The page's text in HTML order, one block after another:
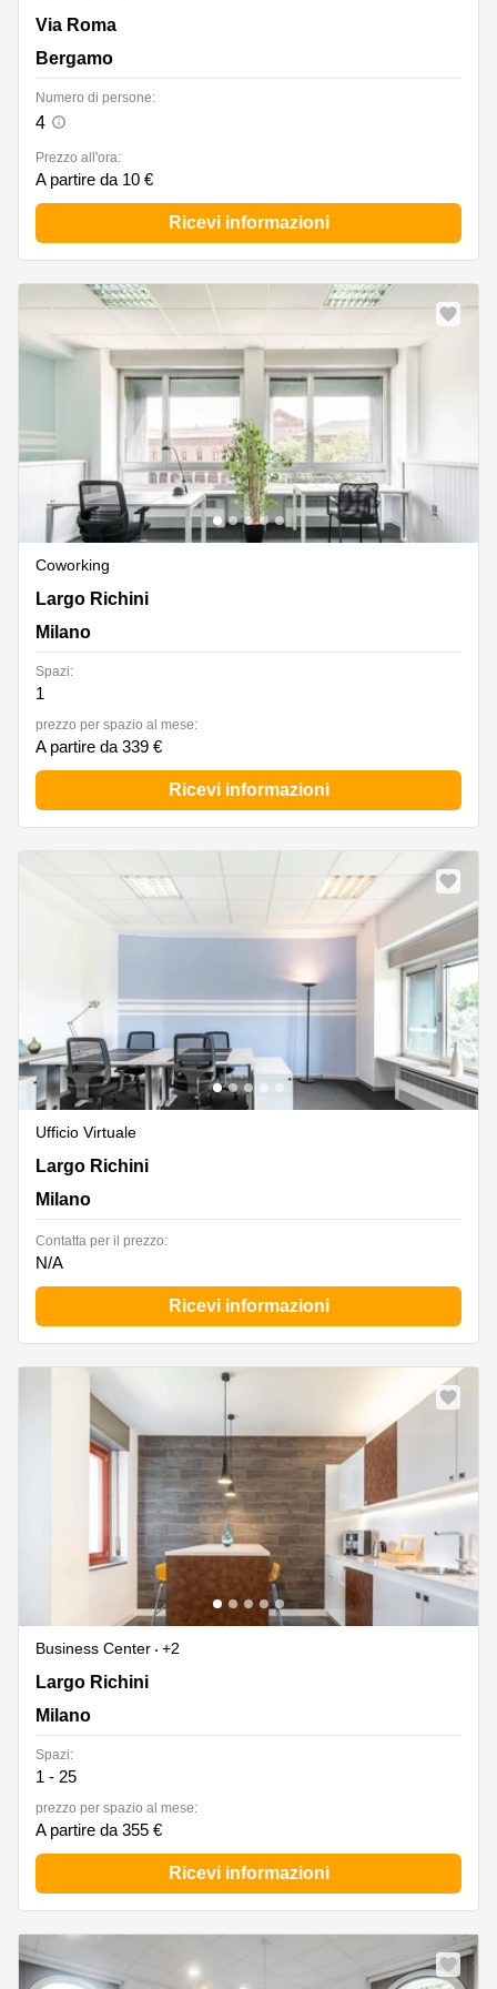
Via Roma 3, Bergamo
Via Roma
Bergamo
Numero di persone:
4
Prezzo all'ora:
A partire da 10 €
Ricevi informazioni
Coworking
Largo Richini 6, Milano
Largo Richini
Milano
Spazi:
1
prezzo per spazio al mese:
A partire da 339 €
Ricevi informazioni
Ufficio Virtuale
Largo Richini 6, Milano
Largo Richini
Milano
Сontatta per il prezzo:
N/A
Ricevi informazioni
Business Center
+2
Largo Richini 6, Milano
Largo Richini
Milano
Spazi:
1 - 25
prezzo per spazio al mese:
A partire da 355 €
Ricevi informazioni